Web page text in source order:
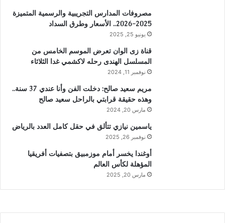
مصروفات المدارس التجريبية والرسمية المتميزة
2025-2026.. الأسعار وطرق السداد
يونيو 25, 2025
قناة زى الوان تعرض الموسم الخامس من
المسلسل الهندى رحله لاكشمي غدا الثلاثاء
نوفمبر 11, 2024
مريم سعيد صالح: دخلت الفن وأنا عندي 37 سنة..
وهذه حقيقة قرابتي بالراحل سعيد صالح
مارس 20, 2024
ياسمين نيازي تتألق في حقل كامل العدد بالرياض
نوفمبر 26, 2025
أوغندا يخسر أمام موزمبيق بتصفيات أفريقيا
المؤهلة لكأس العالم
مارس 20, 2025